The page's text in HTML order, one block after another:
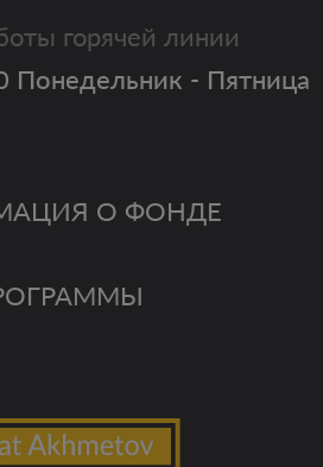
О ФОНДЕ
горячей линии
Понедельник - Пятница